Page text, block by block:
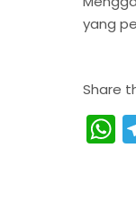
yang
Share